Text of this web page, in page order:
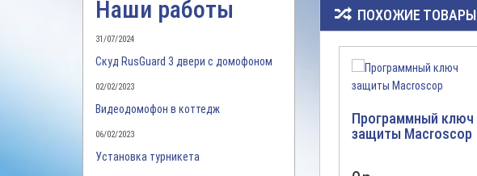
Наши работы
31/07/2024
Скуд RusGuard 3 двери с домофоном
02/02/2023
Видеодомофон в коттедж
06/02/2023
Установка турникета
ПОХОЖИЕ ТОВАРЫ
Программный ключ
защиты Macroscop